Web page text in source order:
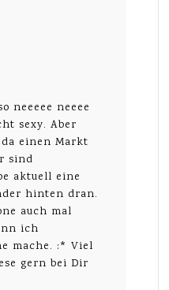
neeeee neeee
sexy. Aber
einen Markt
sind
aktuell eine
hinten dran.
auch mal
ich
mache. :* Viel
gern bei Dir